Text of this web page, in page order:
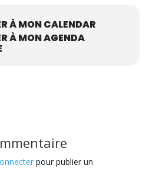
À MON CALENDAR
À MON AGENDA
pour publier un